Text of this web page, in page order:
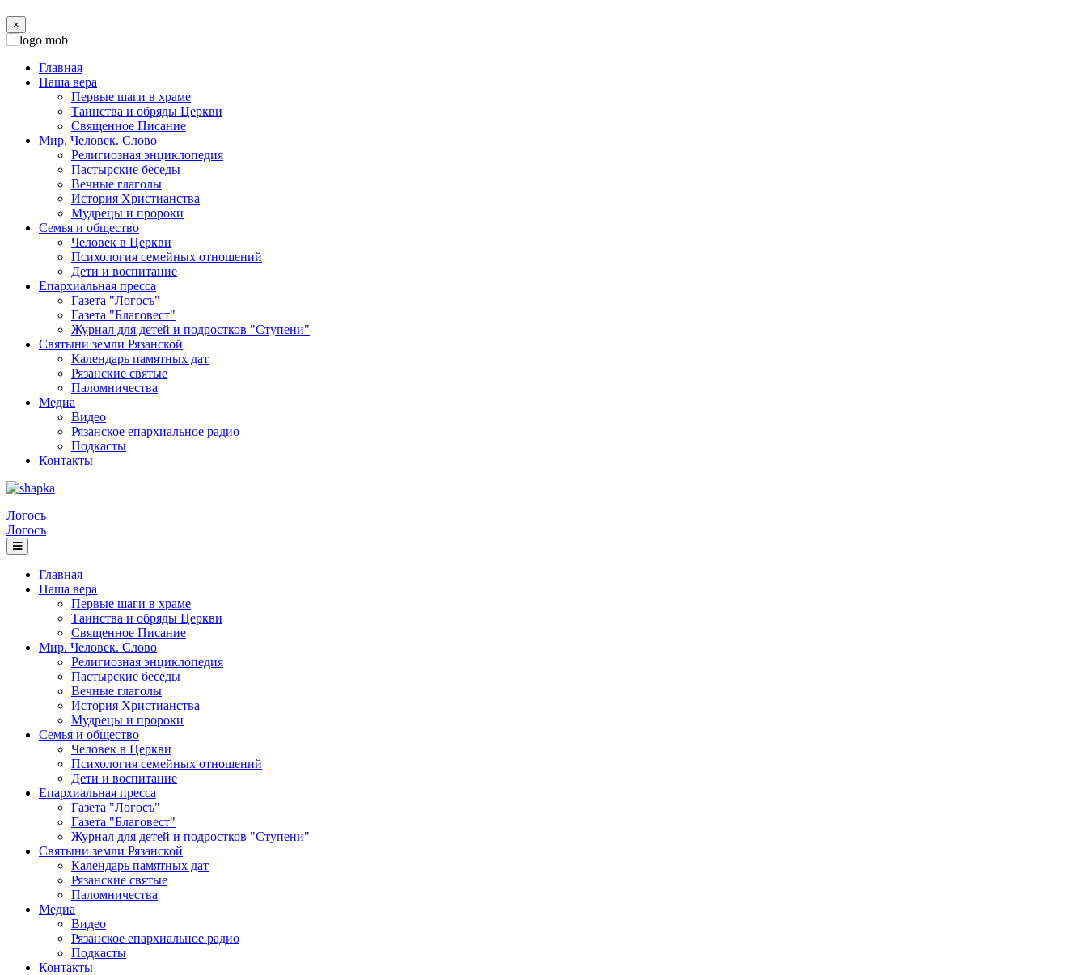
×
Главная
Наша вера
Первые шаги в храме
Таинства и обряды Церкви
Священное Писание
Мир. Человек. Слово
Религиозная энциклопедия
Пастырские беседы
Вечные глаголы
История Христианства
Мудрецы и пророки
Семья и общество
Человек в Церкви
Психология семейных отношений
Дети и воспитание
Епархиальная пресса
Газета "Логосъ"
Газета "Благовест"
Журнал для детей и подростков "Ступени"
Святыни земли Рязанской
Календарь памятных дат
Рязанские святые
Паломничества
Медиа
Видео
Рязанское епархиальное радио
Подкасты
Контакты
Логосъ
Логосъ
Главная
Наша вера
Первые шаги в храме
Таинства и обряды Церкви
Священное Писание
Мир. Человек. Слово
Религиозная энциклопедия
Пастырские беседы
Вечные глаголы
История Христианства
Мудрецы и пророки
Семья и общество
Человек в Церкви
Психология семейных отношений
Дети и воспитание
Епархиальная пресса
Газета "Логосъ"
Газета "Благовест"
Журнал для детей и подростков "Ступени"
Святыни земли Рязанской
Календарь памятных дат
Рязанские святые
Паломничества
Медиа
Видео
Рязанское епархиальное радио
Подкасты
Контакты